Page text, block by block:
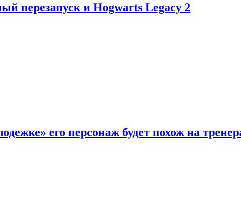
перезапуск и Hogwarts Legacy 2
его персонаж будет похож на